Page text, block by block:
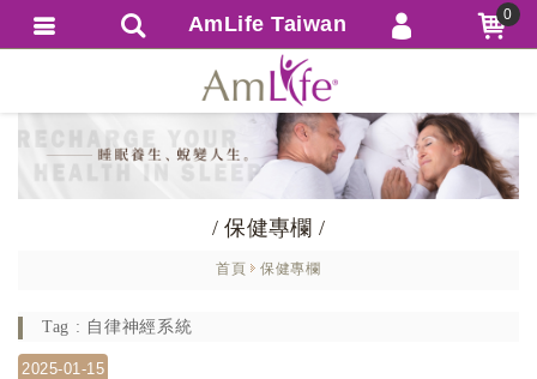
/ 保健專欄 /
首頁 保健專欄
Tag : 自律神經系統
2025-01-15
AmLife Taiwan 0
會員登入
會員註冊
忘記密碼
繁體中文